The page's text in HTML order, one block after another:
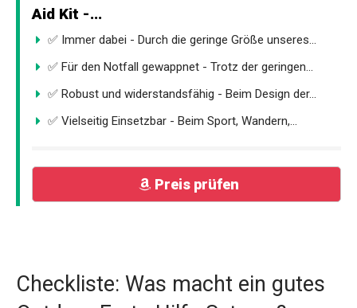
Aid Kit -...
✅ Immer dabei - Durch die geringe Größe unseres...
✅ Für den Notfall gewappnet - Trotz der geringen...
✅ Robust und widerstandsfähig - Beim Design der...
✅ Vielseitig Einsetzbar - Beim Sport, Wandern,...
Preis prüfen
Checkliste: Was macht ein gutes